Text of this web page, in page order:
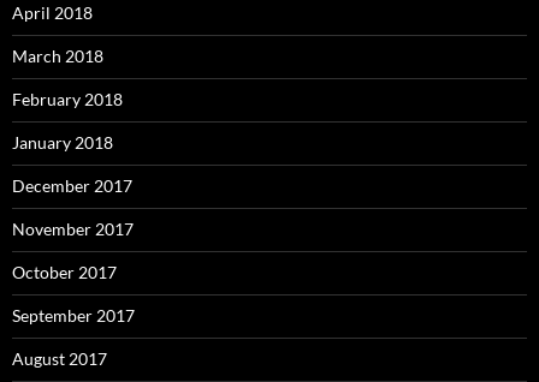
April 2018
March 2018
February 2018
January 2018
December 2017
November 2017
October 2017
September 2017
August 2017